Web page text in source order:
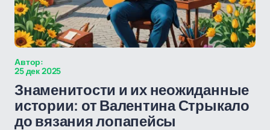
Автор:
25 дек 2025
Знаменитости и их неожиданные
истории: от Валентина Стрыкало
до вязания лопапейсы